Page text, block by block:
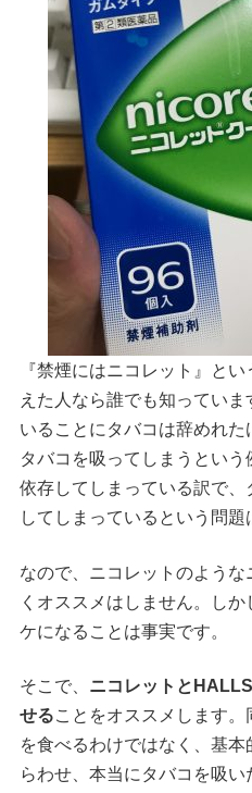
『禁煙にはニコレット』と
えた人なら誰でも知ってい
いることにタバコは辞めれ
タバコを吸ってしまうとい
依存してしまっている訳で
してしまっているという問題
なので、ニコレットのよう
くオススメはしません。し
ケになることは事実です。
そこで、 ニコレットと
せることをオススメします
を食べるわけではなく、基
らわせ、本当にタバコを吸